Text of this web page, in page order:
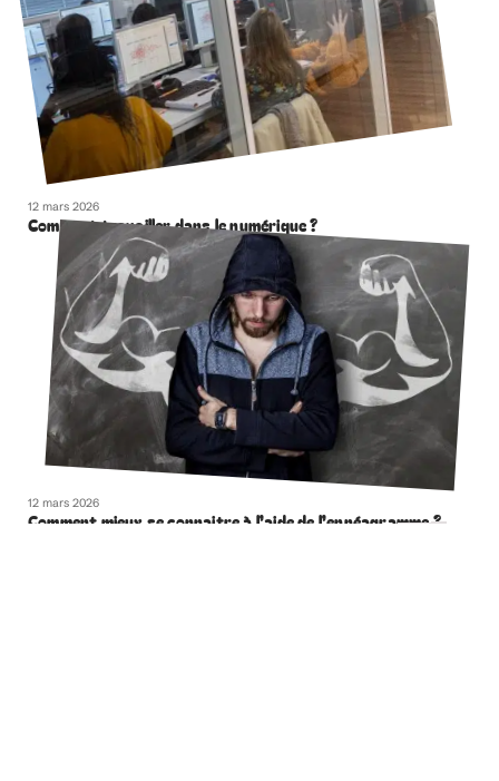
12 mars 2026
Comment travailler dans le numérique ?
12 mars 2026
Comment mieux se connaitre à l’aide de l’ennéagramme ?